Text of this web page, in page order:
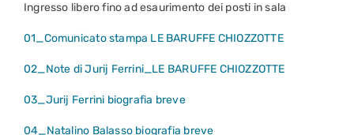
Ingresso libero fino ad esaurimento dei posti in sala
01_Comunicato stampa LE BARUFFE CHIOZZOTTE
02_Note di Jurij Ferrini_LE BARUFFE CHIOZZOTTE
03_Jurij Ferrini biografia breve
04_Natalino Balasso biografia breve